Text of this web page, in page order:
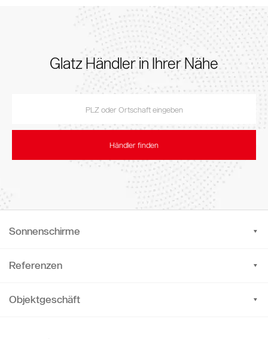
Glatz Händler in Ihrer Nähe
Händler finden
Sonnenschirme
Referenzen
Objektgeschäft